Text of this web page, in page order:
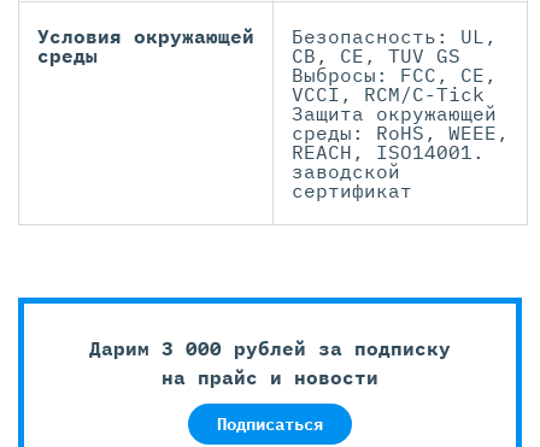
Условия окружающей
среды
Безопасность: UL,
CB, CE, TUV GS
Выбросы: FCC, CE,
VCCI, RCM/C-Tick
Защита окружающей
среды: RoHS, WEEE,
REACH, ISO14001.
заводской
сертификат
Дарим 3 000 рублей за подписку
на прайс и новости
Подписаться